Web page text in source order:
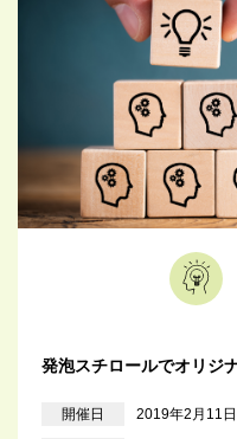
発泡スチロールでオリジ
開催日 2019年2月11